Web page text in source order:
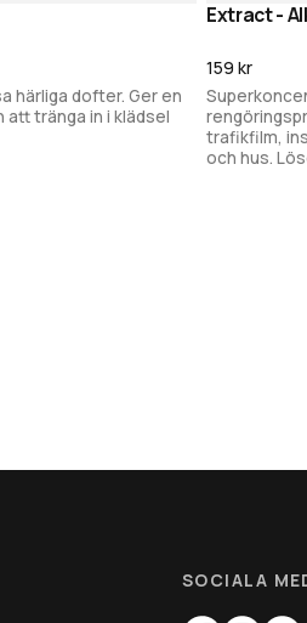
härliga dofter. Ger en
att tränga in i klädsel
Extract -
159 kr
trafikfilm,
och hus.
SOCIALA